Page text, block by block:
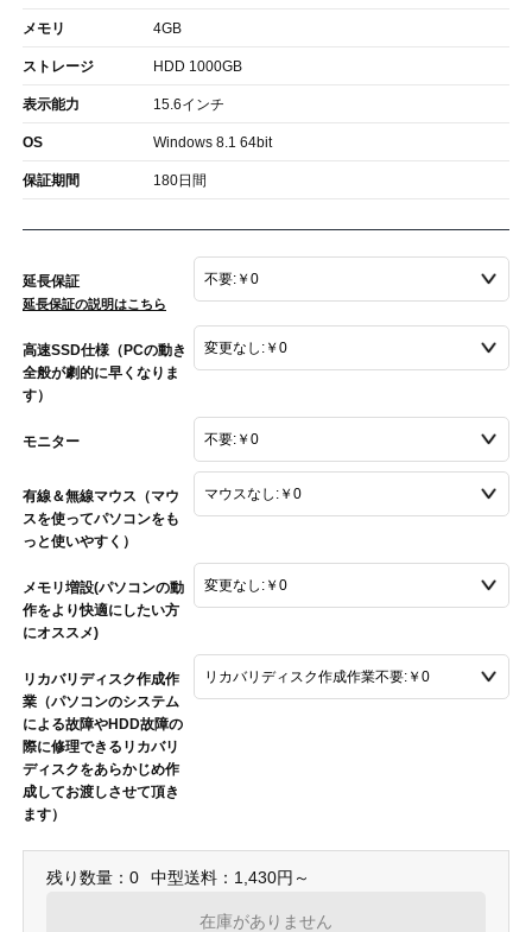
メモリ 4GB
ストレージ HDD 1000GB
表示能力 15.6インチ
OS Windows 8.1 64bit
保証期間 180日間
延長保証
延長保証の説明はこちら
高速SSD仕様（PCの動き
全般が劇的に早くなりま
す）
モニター
有線＆無線マウス（マウ
スを使ってパソコンをも
っと使いやすく）
メモリ増設(パソコンの動
作をより快適にしたい方
にオススメ)
リカバリディスク作成作
業（パソコンのシステム
による故障やHDD故障の
際に修理できるリカバリ
ディスクをあらかじめ作
成してお渡しさせて頂き
ます）
残り数量：0 中型送料：1,430円～
在庫がありません